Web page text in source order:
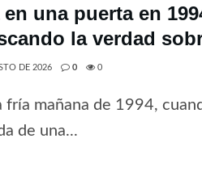
una puerta en
la verdad
DE 2026 0 0
fría mañana de 1994,
de una...